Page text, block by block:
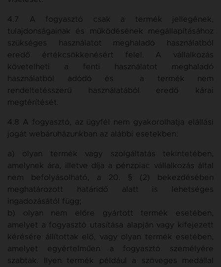
4.7 A fogyasztó csak a termék jellegének,
tulajdonságainak és működésének megállapításához
szükséges használatot meghaladó használatból
eredő értékcsökkenésért felel. A vállalkozás
követelheti a fenti használatot meghaladó
használatból adódó és a termék nem
rendeltetésszerű használatából eredő kárai
megtérítését.
4.8 A fogyasztó, az ügyfél nem gyakorolhatja elállási
jogát webáruházunkban az alábbi esetekben:
a) olyan termék vagy szolgáltatás tekintetében,
amelynek ára, illetve díja a pénzpiac vállalkozás által
nem befolyásolható, a 20. § (2) bekezdésében
meghatározott határidő alatt is lehetséges
ingadozásától függ;
b) olyan nem előre gyártott termék esetében,
amelyet a fogyasztó utasítása alapján vagy kifejezett
kérésére állítottak elő, vagy olyan termék esetében,
amelyet egyértelműen a fogyasztó személyére
szabtak. Ilyen termék például a szöveges medállal